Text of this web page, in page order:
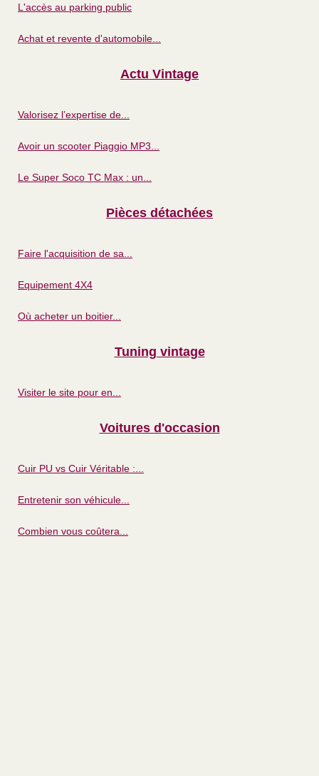
L'accès au parking public
Achat et revente d'automobile...
Actu Vintage
Valorisez l’expertise de...
Avoir un scooter Piaggio MP3...
Le Super Soco TC Max : un...
Pièces détachées
Faire l'acquisition de sa...
Equipement 4X4
Où acheter un boitier...
Tuning vintage
Visiter le site pour en...
Voitures d'occasion
Cuir PU vs Cuir Véritable :...
Entretenir son véhicule...
Combien vous coûtera...